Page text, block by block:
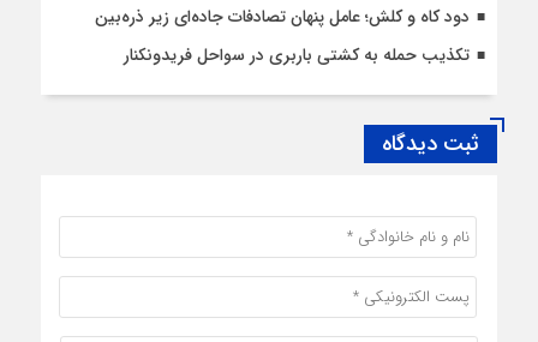
دود کاه و کلش؛ عامل پنهان تصادفات جاده‌ای زیر ذره‌بین
تکذیب حمله به کشتی باربری در سواحل فریدونکنار
ثبت دیدگاه